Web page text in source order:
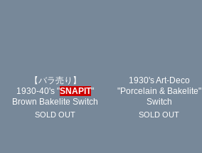
【バラ売り】
1930-40's "SNAPIT"
Brown Bakelite Switch
SOLD OUT
1930's Art-Deco
"Porcelain & Bakelite"
Switch
SOLD OUT